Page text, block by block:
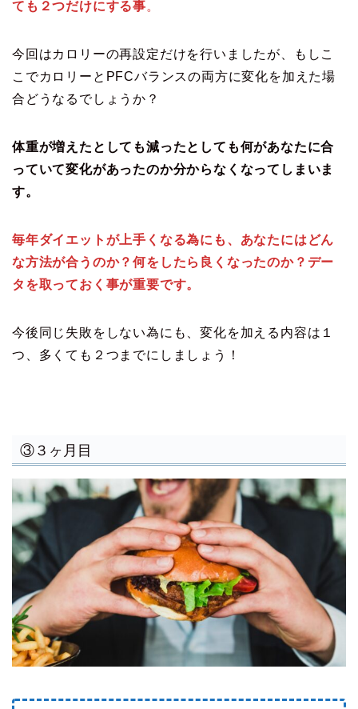
ても２つだけにする事。
今回はカロリーの再設定だけを行いましたが、もしこ
こでカロリーとPFCバランスの両方に変化を加えた場
合どうなるでしょうか？
体重が増えたとしても減ったとしても何があなたに合
っていて変化があったのか分からなくなってしまいま
す。
毎年ダイエットが上手くなる為にも、あなたにはどん
な方法が合うのか？何をしたら良くなったのか？デー
タを取っておく事が重要です。
今後同じ失敗をしない為にも、変化を加える内容は１
つ、多くても２つまでにしましょう！
③３ヶ月目